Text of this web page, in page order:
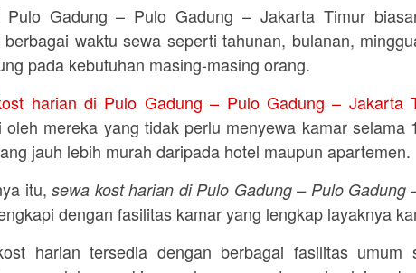
Pulo Gadung – Pulo Gadung – Jakarta Timur
berbagai waktu sewa seperti tahunan, bulanan,
pada kebutuhan masing-masing orang.
harian di Pulo Gadung – Pulo Gadung – Jakarta
oleh mereka yang tidak perlu menyewa kamar selama
jauh lebih murah daripada hotel maupun apartemen.
itu,sewa kost harian di Pulo Gadung – Pulo Gadung
dengan fasilitas kamar yang lengkap layaknya
harian tersedia dengan berbagai fasilitas umum